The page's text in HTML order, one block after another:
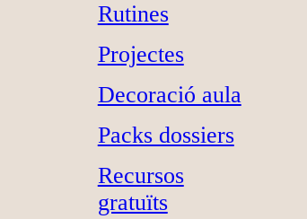
Rutines
Projectes
Decoració aula
Packs dossiers
Recursos
gratuïts